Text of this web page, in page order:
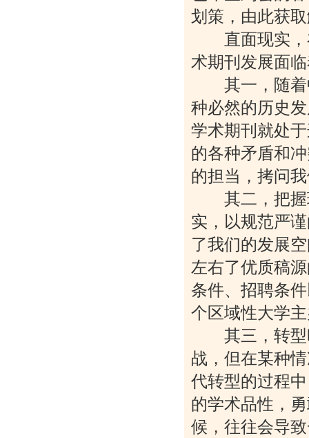
划策，由此获
直面现实，
术期刊发展面
其一，随着
种必然的历史
学术期刊就处
的各种矛盾和
的担当，拷问
其二，把握
实，以规范严
了我们的发展
左右了优质稿
条件、招聘条
个区域性大学
其三，转型
战，但在某种
代转型的过程
的学术品性，
候，往往会导